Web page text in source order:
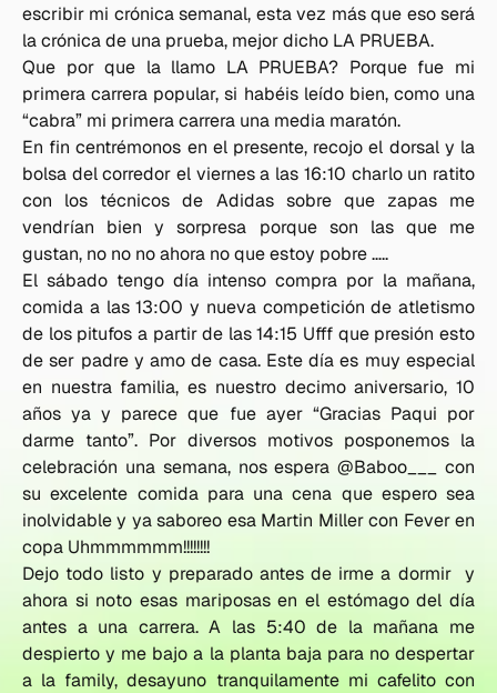
escribir mi crónica semanal, esta vez más que eso será
la crónica de una prueba, mejor dicho LA PRUEBA.
Que por que la llamo LA PRUEBA? Porque fue mi
primera carrera popular, si habéis leído bien, como una
“cabra” mi primera carrera una media maratón.
En fin centrémonos en el presente, recojo el dorsal y la
bolsa del corredor el viernes a las 16:10 charlo un ratito
con los técnicos de Adidas sobre que zapas me
vendrían bien y sorpresa porque son las que me
gustan, no no no ahora no que estoy pobre …..
El sábado tengo día intenso compra por la mañana,
comida a las 13:00 y nueva competición de atletismo
de los pitufos a partir de las 14:15 Ufff que presión esto
de ser padre y amo de casa. Este día es muy especial
en nuestra familia, es nuestro decimo aniversario, 10
años ya y parece que fue ayer “Gracias Paqui por
darme tanto”. Por diversos motivos posponemos la
celebración una semana, nos espera @Baboo___ con
su excelente comida para una cena que espero sea
inolvidable y ya saboreo esa Martin Miller con Fever en
copa Uhmmmmmm!!!!!!!!
Dejo todo listo y preparado antes de irme a dormir y
ahora si noto esas mariposas en el estómago del día
antes a una carrera. A las 5:40 de la mañana me
despierto y me bajo a la planta baja para no despertar
a la family, desayuno tranquilamente mi cafelito con